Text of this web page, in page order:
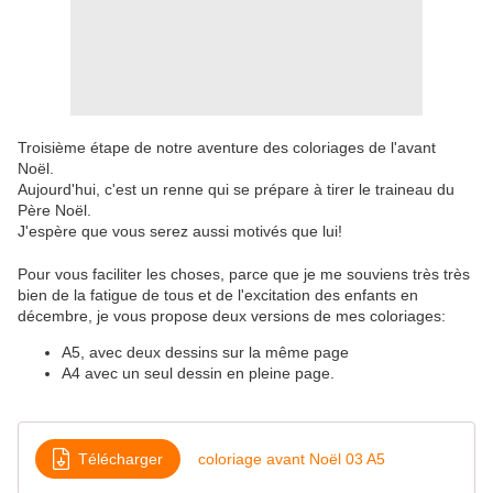
Troisième étape de notre aventure des coloriages de l'avant
Noël.
Aujourd'hui, c'est un renne qui se prépare à tirer le traineau du
Père Noël.
J'espère que vous serez aussi motivés que lui!
Pour vous faciliter les choses, parce que je me souviens très très
bien de la fatigue de tous et de l'excitation des enfants en
décembre, je vous propose deux versions de mes coloriages:
A5, avec deux dessins sur la même page
A4 avec un seul dessin en pleine page.
Télécharger coloriage avant Noël 03 A5